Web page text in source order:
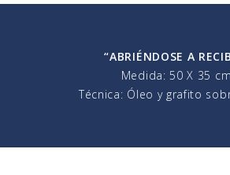
“ABRIÉNDOSE A
Medida: 50 X 35 cm
Técnica: Óleo y grafito